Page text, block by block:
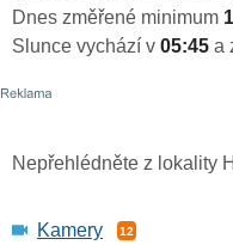
Dnes změřené minimum
Slunce vychází v 05:45 a
Nepřehlédněte z lokality
Kamery 12